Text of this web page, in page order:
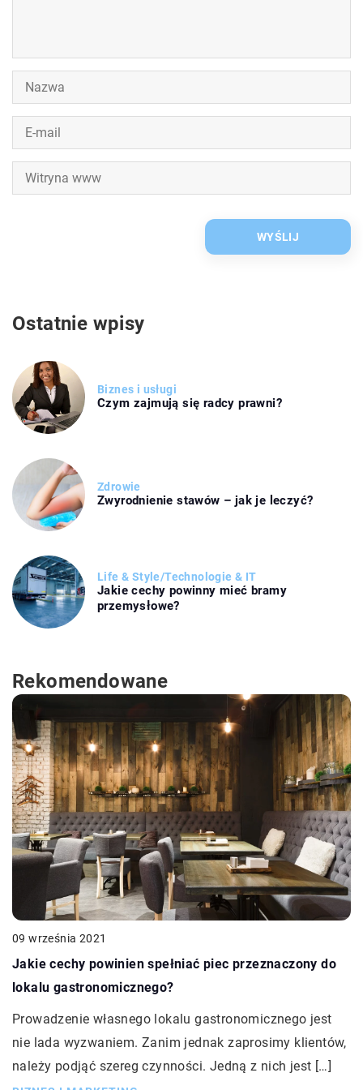
Ostatnie wpisy
Biznes i usługi
Czym zajmują się radcy prawni?
Zdrowie
Zwyrodnienie stawów – jak je leczyć?
Life & Style/Technologie & IT
Jakie cechy powinny mieć bramy
przemysłowe?
Rekomendowane
09 września 2021
Jakie cechy powinien spełniać piec przeznaczony do
lokalu gastronomicznego?
Prowadzenie własnego lokalu gastronomicznego jest
nie lada wyzwaniem. Zanim jednak zaprosimy klientów,
należy podjąć szereg czynności. Jedną z nich jest […]